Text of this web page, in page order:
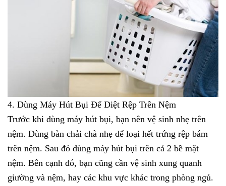
4. Dùng Máy Hút Bụi Để Diệt Rệp Trên Nệm
Trước khi dùng máy hút bụi, bạn nên vệ sinh nhẹ trên
nệm. Dùng bàn chải chà nhẹ để loại hết trứng rệp bám
trên nệm. Sau đó dùng máy hút bụi trên cả 2 bề mặt
nệm. Bên cạnh đó, bạn cũng cần vệ sinh xung quanh
giường và nệm, hay các khu vực khác trong phòng ngủ.